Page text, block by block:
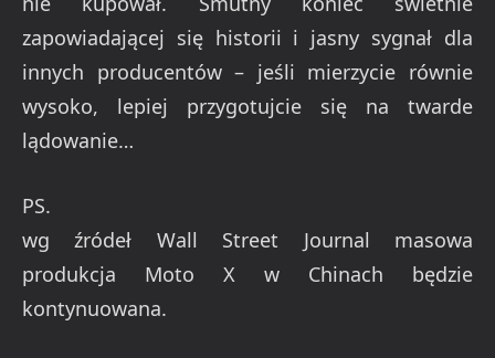
zapowiadającej się historii i jasny sygnał dla
innych producentów – jeśli mierzycie równie
wysoko, lepiej przygotujcie się na twarde
lądowanie…
PS.
wg źródeł Wall Street Journal masowa
produkcja Moto X w Chinach będzie
kontynuowana.